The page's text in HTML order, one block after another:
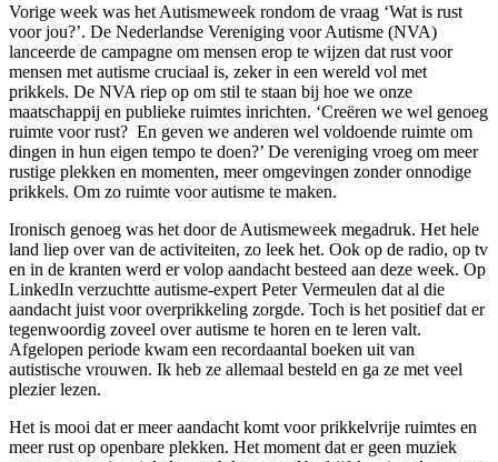
Vorige week was het Autismeweek rondom de vraag ‘Wat is rust
voor jou?’. De Nederlandse Vereniging voor Autisme (NVA)
lanceerde de campagne om mensen erop te wijzen dat rust voor
mensen met autisme cruciaal is, zeker in een wereld vol met
prikkels. De NVA riep op om stil te staan bij hoe we onze
maatschappij en publieke ruimtes inrichten. ‘Creëren we wel genoeg
ruimte voor rust? En geven we anderen wel voldoende ruimte om
dingen in hun eigen tempo te doen?’ De vereniging vroeg om meer
rustige plekken en momenten, meer omgevingen zonder onnodige
prikkels. Om zo ruimte voor autisme te maken.
Ironisch genoeg was het door de Autismeweek megadruk. Het hele
land liep over van de activiteiten, zo leek het. Ook op de radio, op tv
en in de kranten werd er volop aandacht besteed aan deze week. Op
LinkedIn verzuchtte autisme-expert Peter Vermeulen dat al die
aandacht juist voor overprikkeling zorgde. Toch is het positief dat er
tegenwoordig zoveel over autisme te horen en te leren valt.
Afgelopen periode kwam een recordaantal boeken uit van
autistische vrouwen. Ik heb ze allemaal besteld en ga ze met veel
plezier lezen.
Het is mooi dat er meer aandacht komt voor prikkelvrije ruimtes en
meer rust op openbare plekken. Het moment dat er geen muziek